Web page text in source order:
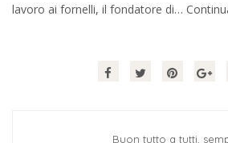
lavoro ai fornelli, il fondatore di…
Buon tutto a tutti,